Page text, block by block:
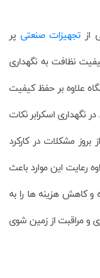
ازتجهیزات صنعتی پر
نظافت به نگهداری
علاوه بر حفظ کیفیت
نگهداری اسکرابر نکات
بروز مشکلات در کارکرد
رعایت این موارد باعث
کاهش هزینه ها را به
و مراقبت از زمین شوی